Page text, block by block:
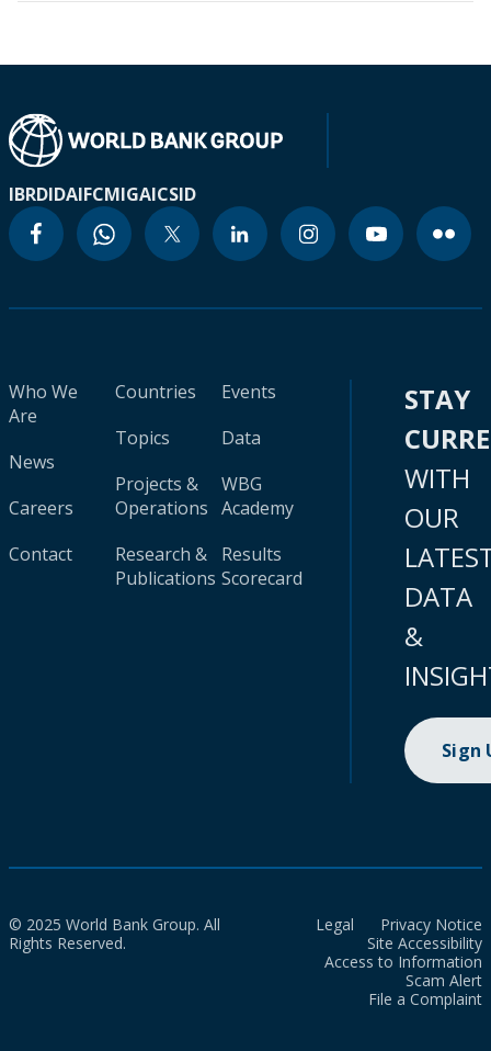
IBRDIDAIFCMIGAICSID
Who We
Are
News
Careers
Contact
Countries
Topics
Projects &
Operations
Research &
Publications
Events
Data
WBG
Academy
Results
Scorecard
STAY
WITH
OUR
DATA
&
Sign
© 2025 World Bank Group. All
Rights Reserved.
Legal
Privacy Notice
Site Accessibility
Access to Information
Scam Alert
File a Complaint